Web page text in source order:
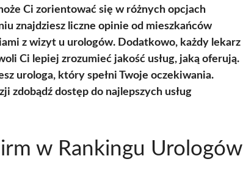
Ci zorientować się w różnych opcjach
znajdziesz liczne opinie od mieszkańców
z wizyt u urologów. Dodatkowo, każdy lekarz
Ci lepiej zrozumieć jakość usług, jaką oferują.
urologa, który spełni Twoje oczekiwania.
zdobądź dostęp do najlepszych usług
w Rankingu Urologów